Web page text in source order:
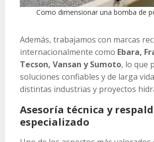
Como dimensionar una bomba de
Además, trabajamos con marcas
internacionalmente como Ebara,
Tecson, Vansan y Sumoto, lo que
soluciones confiables y de larga
distintas industrias y proyectos
Asesoría técnica y
especializado